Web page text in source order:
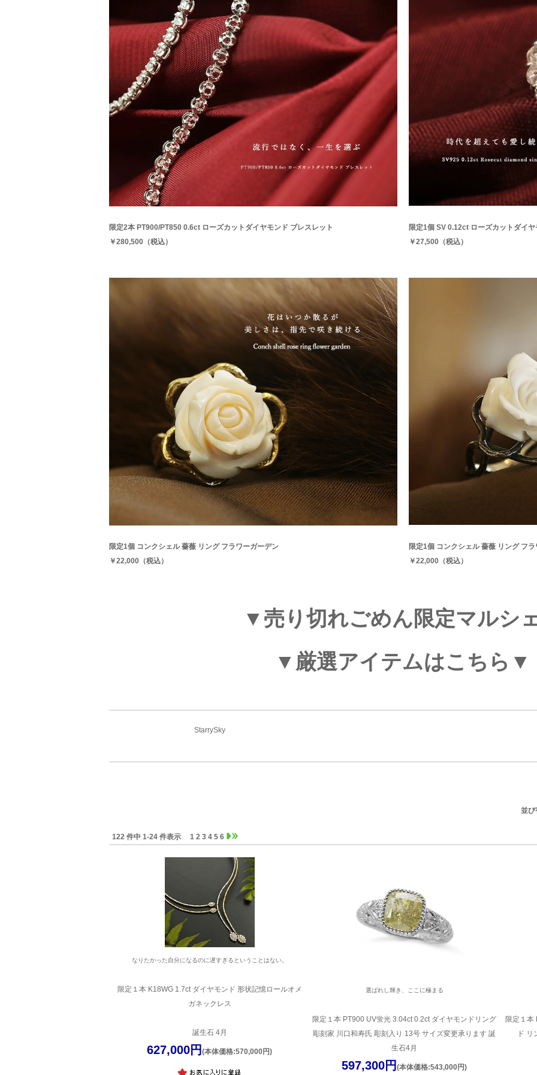
限定2本 PT900/PT850 0.6ct ローズカットダイヤモンド ブレスレット
￥280,500（税込）
限定1個 SV 0.12ct ローズカットダイ
￥27,500（税込）
限定1個 コンクシェル 薔薇 リング フラワーガーデン
￥22,000（税込）
限定1個 コンクシェル 薔薇 リング フ
￥22,000（税込）
▼売り切れごめん限定マルシ
▼厳選アイテムはこちら▼
StarrySky
並び
122 件中 1-24 件表示 1 2 3 4 5 6
なりたかった自分になるのに遅すぎるということはない。
限定１本 K18WG 1.7ct ダイヤモンド 形状記憶ロールオメ
ガネックレス
誕生石 4月
627,000円(本体価格:570,000円)
選ばれし輝き、ここに極まる
限定１本 PT900 UV蛍光 3.04ct 0.2ct ダイヤモンドリング
彫刻家 川口和寿氏 彫刻入り 13号 サイズ変更承ります 誕
生石4月
597,300円(本体価格:543,000円)
限定１本
ド